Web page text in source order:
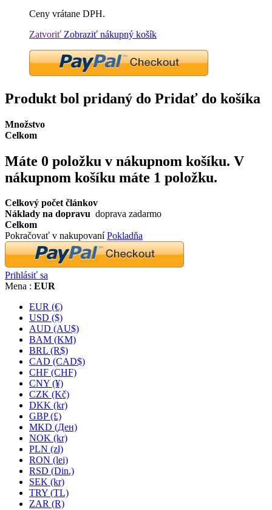
Ceny vrátane DPH.
Zatvoriť Zobraziť nákupný košík
Produkt bol pridaný do Pridať do košíka
Množstvo
Celkom
Máte 0 položku v nákupnom košíku. V
nákupnom košíku máte 1 položku.
Celkový počet článkov
Náklady na dopravu doprava zadarmo
Celkom
Pokračovať v nakupovaníPokladňa
Prihlásiť sa
Mena : EUR
EUR (€)
USD ($)
AUD (AU$)
BAM (KM)
BRL (R$)
CAD (CAD$)
CHF (CHF)
CNY (¥)
CZK (Kč)
DKK (kr)
GBP (£)
MKD (Ден)
NOK (kr)
PLN (zł)
RON (lei)
RSD (Din.)
SEK (kr)
TRY (TL)
ZAR (R)